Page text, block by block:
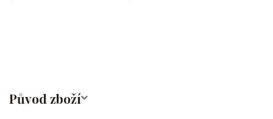
Původ zboží